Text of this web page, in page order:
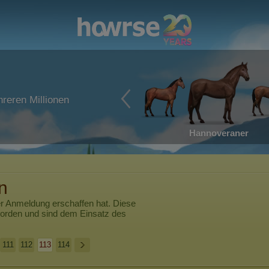
Millionen
Hannoveraner
Anmeldung erschaffen hat. Diese
und sind dem Einsatz des
111 112 113 114